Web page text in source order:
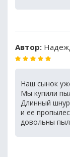
Автор:
Наш сынок
Мы купили
Длинный
и ее
довольны